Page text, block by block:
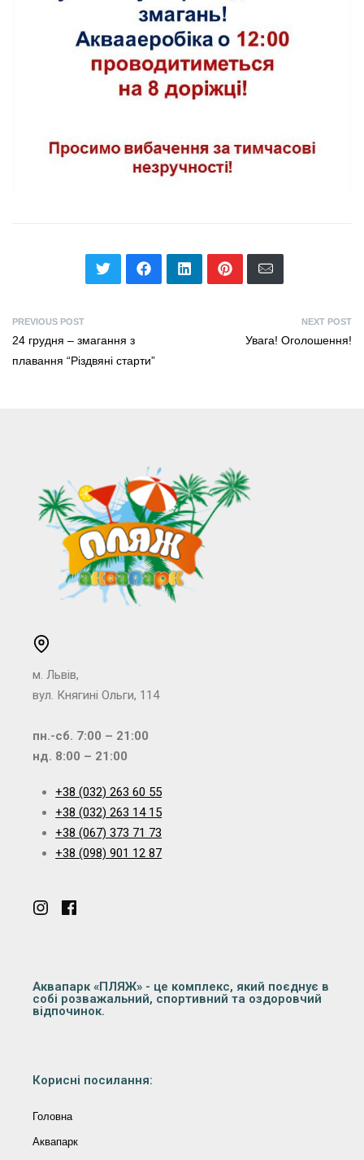
PREVIOUS POST
24 грудня – змагання з
плавання “Різдвяні старти”
NEXT POST
Увага! Оголошення!
м. Львів,
вул. Княгині Ольги, 114
пн.-сб. 7:00 – 21:00
нд. 8:00 – 21:00
+38 (032) 263 60 55
+38 (032) 263 14 15
+38 (067) 373 71 73
+38 (098) 901 12 87
Аквапарк «ПЛЯЖ» - це комплекс, який поєднує в
собі розважальний, спортивний та оздоровчий
відпочинок.
Корисні посилання:
Головна
Аквапарк